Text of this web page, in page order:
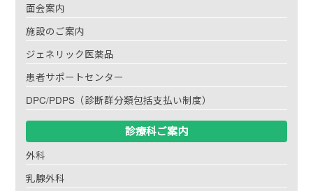
面会案内
施設のご案内
ジェネリック医薬品
患者サポートセンター
DPC/PDPS（診断群分類包括支払い制度）
診療科ご案内
外科
乳腺外科